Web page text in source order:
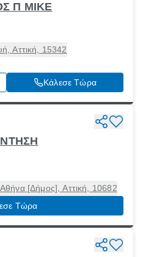
Π ΜΙΚΕ
Αττική, 15342
Κάλεσε Τώρα
[Δήμος], Αττική, 10682
Τώρα